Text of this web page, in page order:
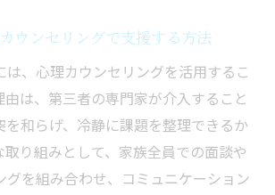
ウンセリングで支援する方法
は、心理カウンセリングを活用するこ
由は、第三者の専門家が介入すること
を和らげ、冷静に課題を整理できるか
取り組みとして、家族全員での面談や
グを組み合わせ、コミュニケーション